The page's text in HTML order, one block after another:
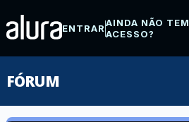
ENTRARAINDA NÃO TEM
ACESSO?
FÓRUM